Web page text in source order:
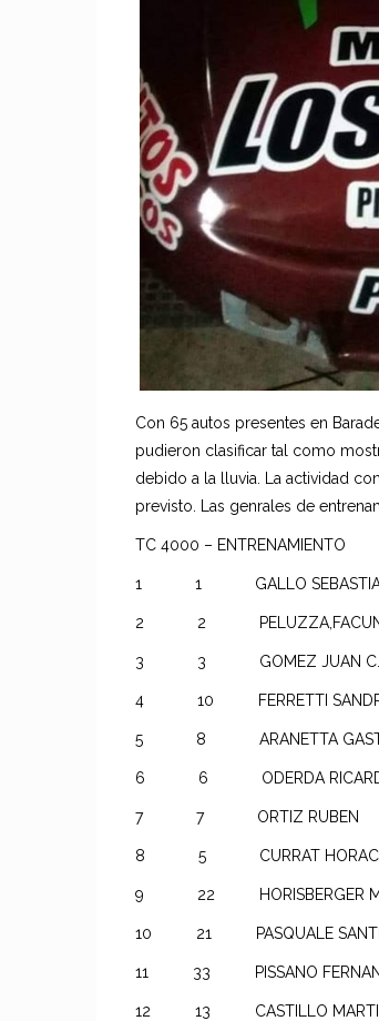
Con 65 autos presentes en
pudieron clasificar tal como
debido a la lluvia. La actividad
previsto. Las genrales de
TC 4000 – ENTRENAMIENTO
1 1 GALLO
2 2 PELUZZA,FACUNDO
3 3 GOMEZ JUAN C.
4 10 FERRETTI
5 8 ARANETTA
6 6 ODERDA
7 7 ORTIZ RUBEN
8 5 CURRAT
9 22 HORISBERGER
10 21 PASQUALE
11 33 PISSANO
12 13 CASTILLO